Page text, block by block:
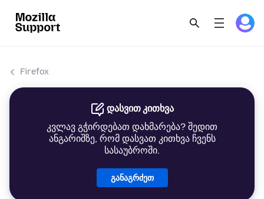
Firefox
დასვით კითხვა
კვლავ გჭირდებათ დახმარება? შედით
ანგარიშზე, რომ დასვათ კითხვა ჩვენს
სასაუბროში.
განაგრძეთ